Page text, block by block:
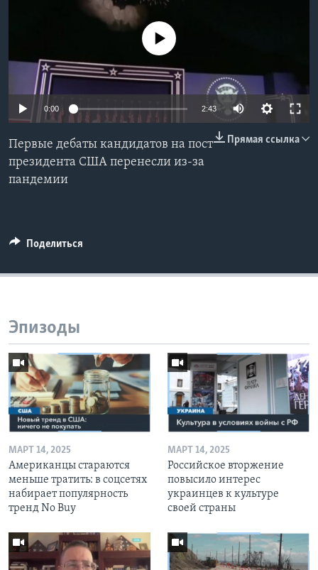
СОЦИАЛЬНЫЕ СЕТИ
No media source currently available
0:00 2:43
Прямая ссылка
Первые дебаты кандидатов на пост
президента США перенесли из-за
пандемии
Поделиться
Эпизоды
МАРТ 14, 2025
Американцы стараются
меньше тратить: в соцсетях
набирает популярность
тренд No Buy
МАРТ 14, 2025
Российское вторжение
повысило интерес
украинцев к культуре
своей страны